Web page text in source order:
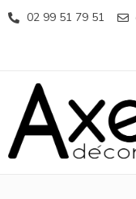
02 99 51 79 51